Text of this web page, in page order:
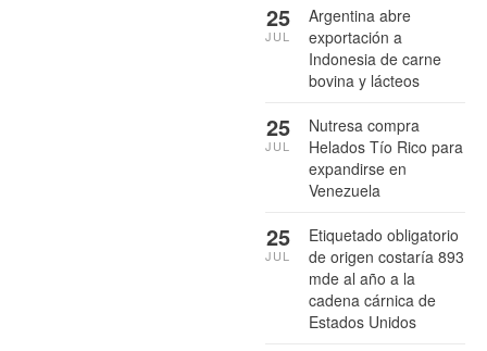
Argentina abre
exportación a
Indonesia de carne
bovina y lácteos
25
JUL
Nutresa compra
Helados Tío Rico para
expandirse en
Venezuela
25
JUL
Etiquetado obligatorio
de origen costaría 893
mde al año a la
cadena cárnica de
Estados Unidos
25
JUL